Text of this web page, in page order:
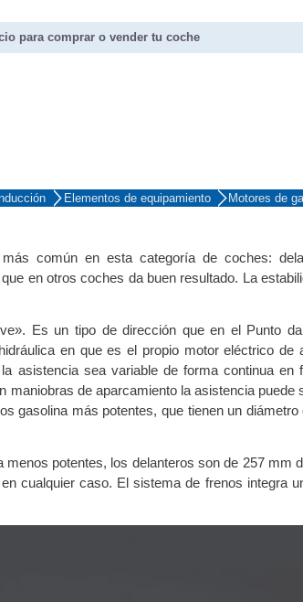
para comprar o vender tu coche
Elementos de equipamiento Motores de
común en esta categoría de coches:
en otros coches da buen resultado. La
Es un tipo de dirección que en el Punto
en que es el propio motor eléctrico de
asistencia sea variable de forma continua en
de aparcamiento la asistencia puede
gasolina más potentes, que tienen un
menos potentes, los delanteros son de 257 mm
cualquier caso. El sistema de frenos integra